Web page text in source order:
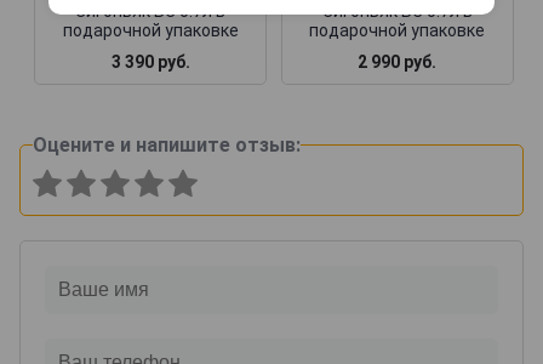
Сигоньяк ВС 0.7л в
подарочной упаковке
3 390 руб.
Сигоньяк ВС 0.7л в
подарочной упаковке
2 990 руб.
Оцените и напишите отзыв: